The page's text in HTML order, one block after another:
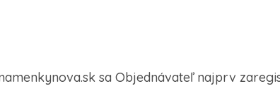
sa Objednávateľ najprv